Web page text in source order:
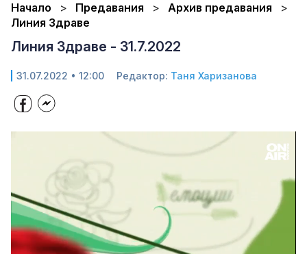
Начало Предавания
Архив предавания
Линия Здраве
Линия Здраве - 31.7.2022
31.07.2022 • 12:00 Редактор: Таня Харизанова